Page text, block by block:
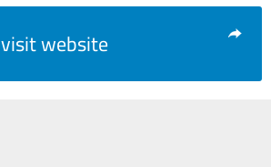
visit website